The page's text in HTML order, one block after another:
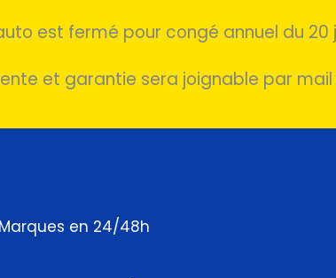
est fermé pour congé annuel du 20
et garantie sera joignable par
en 24/48h